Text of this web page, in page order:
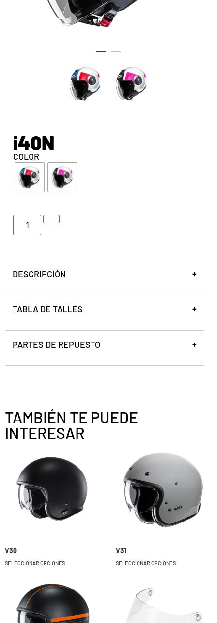
i40N
COLOR
DESCRIPCIÓN
TABLA DE TALLES
PARTES DE REPUESTO
TAMBIÉN TE PUEDE
INTERESAR
V30
SELECCIONAR OPCIONES
V31
SELECCIONAR OPCIONES